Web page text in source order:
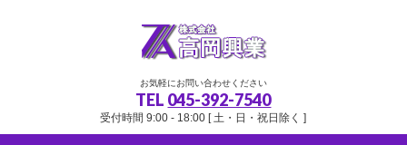
お気軽にお問い合わせください
TEL 045-392-7540
受付時間 9:00 - 18:00 [ 土・日・祝日除く ]